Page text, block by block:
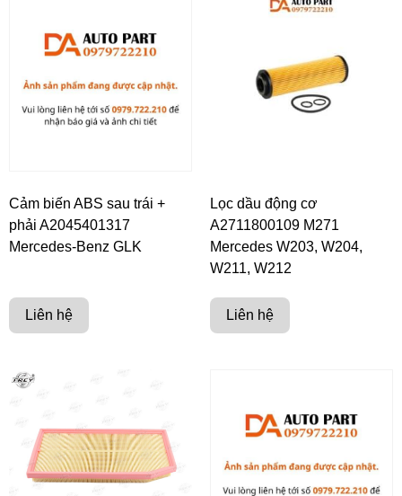
Cảm biến ABS sau trái +
phải A2045401317
Mercedes-Benz GLK
Liên hệ
Lọc dầu động cơ
A2711800109 M271
Mercedes W203, W204,
W211, W212
Liên hệ